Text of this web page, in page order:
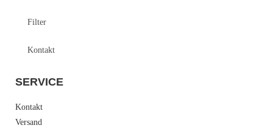
Filter
Kontakt
SERVICE
Kontakt
Versand